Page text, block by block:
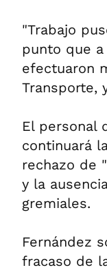
"Trabajo
punto que
efectuaron
Transporte,
El personal
continuará
rechazo de
y la
gremiales.
Fernández
fracaso de